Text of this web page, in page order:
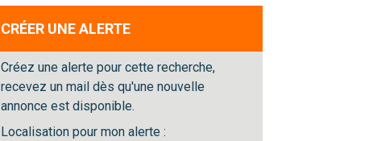
CRÉER UNE ALERTE
Créez une alerte pour cette recherche,
recevez un mail dès qu'une nouvelle
annonce est disponible.
Localisation pour mon alerte :